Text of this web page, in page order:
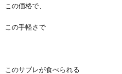
この価格で、
この手軽さで
このサブレが食べられる